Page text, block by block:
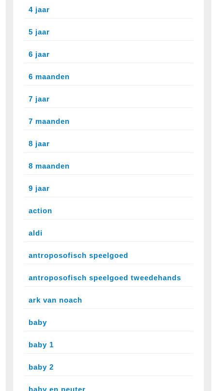
4 jaar
5 jaar
6 jaar
6 maanden
7 jaar
7 maanden
8 jaar
8 maanden
9 jaar
action
aldi
antroposofisch speelgoed
antroposofisch speelgoed tweedehands
ark van noach
baby
baby 1
baby 2
baby en peuter